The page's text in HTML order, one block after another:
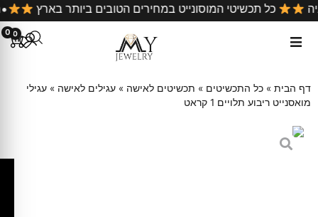
קניה כל תכשיטי המוסונייט במחירים הטובים ביותר בארץ
0 0
דף הבית » כל התכשיטים » תכשיטים לאישה » עגילים לאישה » עגילי
מואסנייט ריבוע תלויים 1 קראט